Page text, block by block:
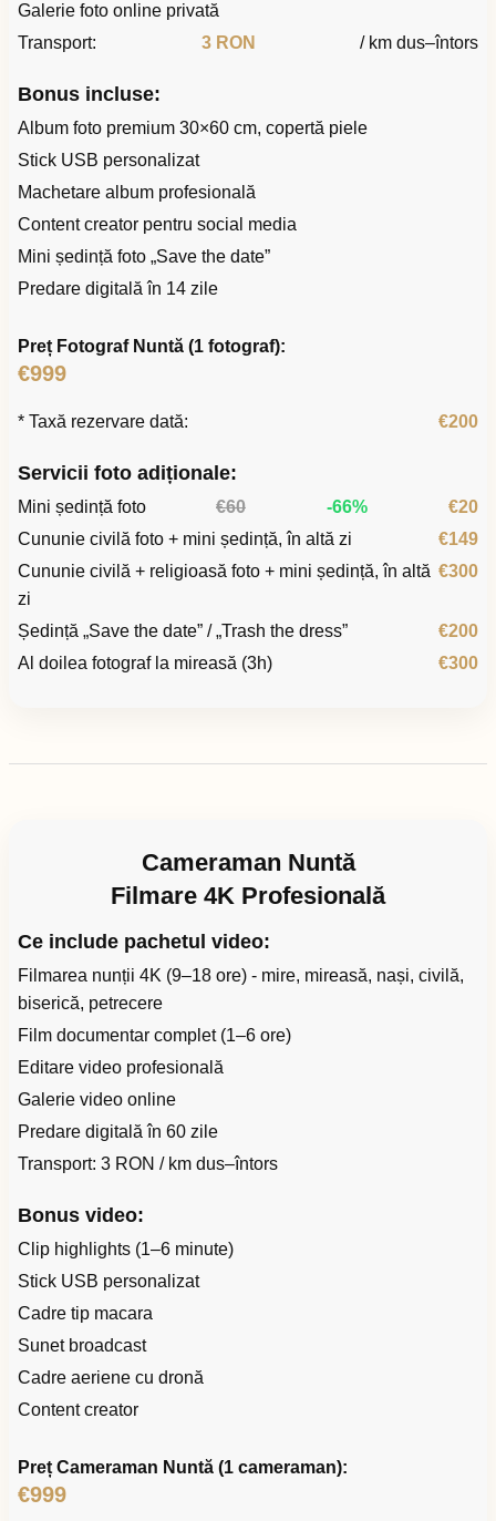
Galerie foto online privată
Transport:
3 RON / km dus–întors
Bonus incluse:
Album foto premium 30×60 cm, copertă piele
Stick USB personalizat
Machetare album profesională
Content creator pentru social media
Mini ședință foto „Save the date”
Predare digitală în 14 zile
Preț Fotograf Nuntă (1 fotograf):
€999
* Taxă rezervare dată: €200
Servicii foto adiționale:
Mini ședință foto €60 -66%
€20
Cununie civilă foto + mini ședință, în altă zi
€149
Cununie civilă + religioasă foto + mini ședință, în altă
zi
€300
Ședință „Save the date” / „Trash the dress”
€200
Al doilea fotograf la mireasă (3h)
€300
Cameraman Nuntă
Filmare 4K Profesională
Ce include pachetul video:
Filmarea nunții 4K (9–18 ore) - mire, mireasă, nași, civilă,
biserică, petrecere
Film documentar complet (1–6 ore)
Editare video profesională
Galerie video online
Predare digitală în 60 zile
Transport: 3 RON / km dus–întors
Bonus video:
Clip highlights (1–6 minute)
Stick USB personalizat
Cadre tip macara
Sunet broadcast
Cadre aeriene cu dronă
Content creator
Preț Cameraman Nuntă (1 cameraman):
€999